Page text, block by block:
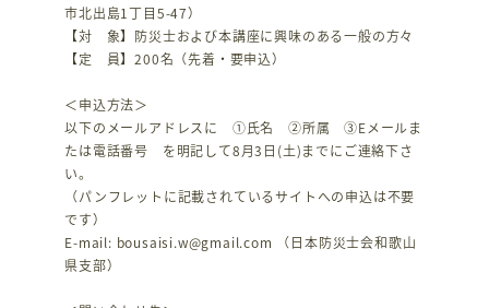
市北出島1丁目5-47）
【対 象】防災士および本講座に興味のある一般の方々
【定 員】200名（先着・要申込）
＜申込方法＞
以下のメールアドレスに ①氏名 ②所属 ③Eメールま
たは電話番号 を明記して8月3日(土)までにご連絡下さ
い。
（パンフレットに記載されているサイトへの申込は不要
です）
E-mail: bousaisi.w@gmail.com （日本防災士会和歌山
県支部）